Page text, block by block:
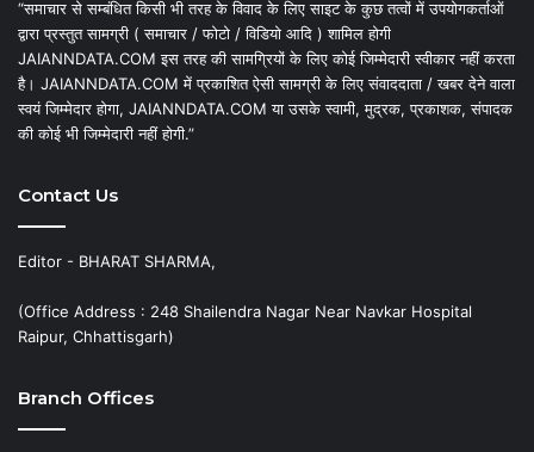
“समाचार से सम्बंधित किसी भी तरह के विवाद के लिए साइट के कुछ तत्वों में उपयोगकर्ताओं
द्वारा प्रस्तुत सामग्री ( समाचार / फोटो / विडियो आदि ) शामिल होगी
JAIANNDATA.COM इस तरह की सामग्रियों के लिए कोई जिम्मेदारी स्वीकार नहीं करता
है। JAIANNDATA.COM में प्रकाशित ऐसी सामग्री के लिए संवाददाता / खबर देने वाला
स्वयं जिम्मेदार होगा, JAIANNDATA.COM या उसके स्वामी, मुद्रक, प्रकाशक, संपादक
की कोई भी जिम्मेदारी नहीं होगी.”
Contact Us
Editor - BHARAT SHARMA,
(Office Address : 248 Shailendra Nagar Near Navkar Hospital
Raipur, Chhattisgarh)
Branch Offices